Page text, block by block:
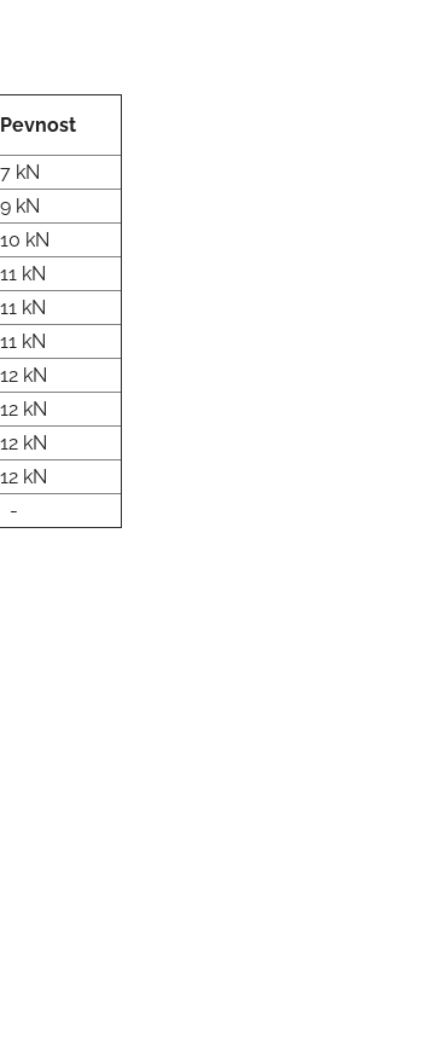
Pevnost
7 kN
9 kN
10 kN
11 kN
11 kN
11 kN
12 kN
12 kN
12 kN
12 kN
-